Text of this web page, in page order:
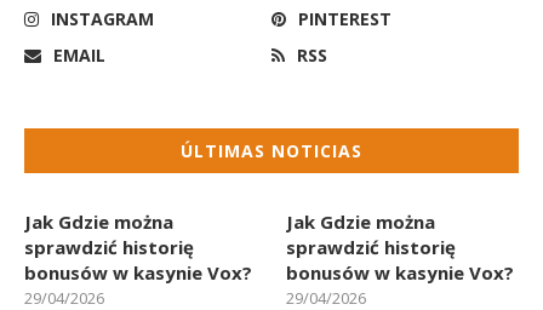
INSTAGRAM
PINTEREST
EMAIL
RSS
ÚLTIMAS NOTICIAS
Jak Gdzie można
sprawdzić historię
bonusów w kasynie Vox?
29/04/2026
Jak Gdzie można
sprawdzić historię
bonusów w kasynie Vox?
29/04/2026